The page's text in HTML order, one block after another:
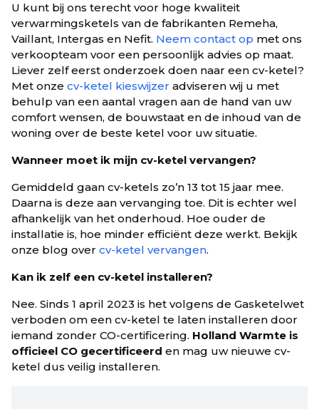
U kunt bij ons terecht voor hoge kwaliteit
verwarmingsketels van de fabrikanten Remeha,
Vaillant, Intergas en Nefit. Neem contact op met ons
verkoopteam voor een persoonlijk advies op maat.
Liever zelf eerst onderzoek doen naar een cv-ketel?
Met onze cv-ketel kieswijzer adviseren wij u met
behulp van een aantal vragen aan de hand van uw
comfort wensen, de bouwstaat en de inhoud van de
woning over de beste ketel voor uw situatie.
Wanneer moet ik mijn cv-ketel vervangen?
Gemiddeld gaan cv-ketels zo’n 13 tot 15 jaar mee.
Daarna is deze aan vervanging toe. Dit is echter wel
afhankelijk van het onderhoud. Hoe ouder de
installatie is, hoe minder efficiënt deze werkt. Bekijk
onze blog over cv-ketel vervangen.
Kan ik zelf een cv-ketel installeren?
Nee. Sinds 1 april 2023 is het volgens de Gasketelwet
verboden om een cv-ketel te laten installeren door
iemand zonder CO-certificering. Holland Warmte is
officieel CO gecertificeerd en mag uw nieuwe cv-
ketel dus veilig installeren.